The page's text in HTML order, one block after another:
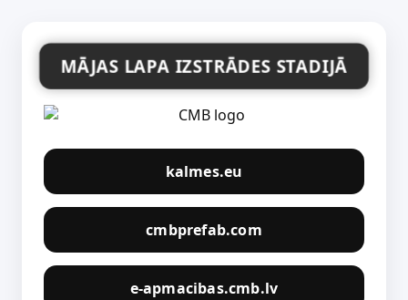
MĀJAS LAPA IZSTRĀDES STADIJĀ
kalmes.eu
cmbprefab.com
e-apmacibas.cmb.lv